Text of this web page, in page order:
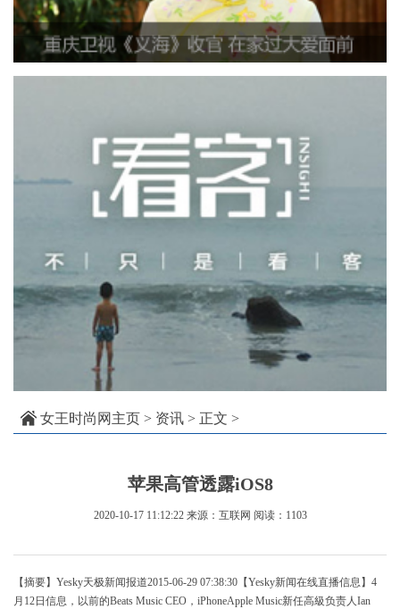
女王时尚网主页 > 资讯 > 正文 >
苹果高管透露iOS8
2020-10-17 11:12:22 来源：互联网 阅读：1103
【摘要】Yesky天极新闻报道2015-06-29 07:38:30【Yesky新闻在线直播信息】4
月12日信息，以前的Beats Music CEO，iPhoneApple Music新任高級负责人Ian